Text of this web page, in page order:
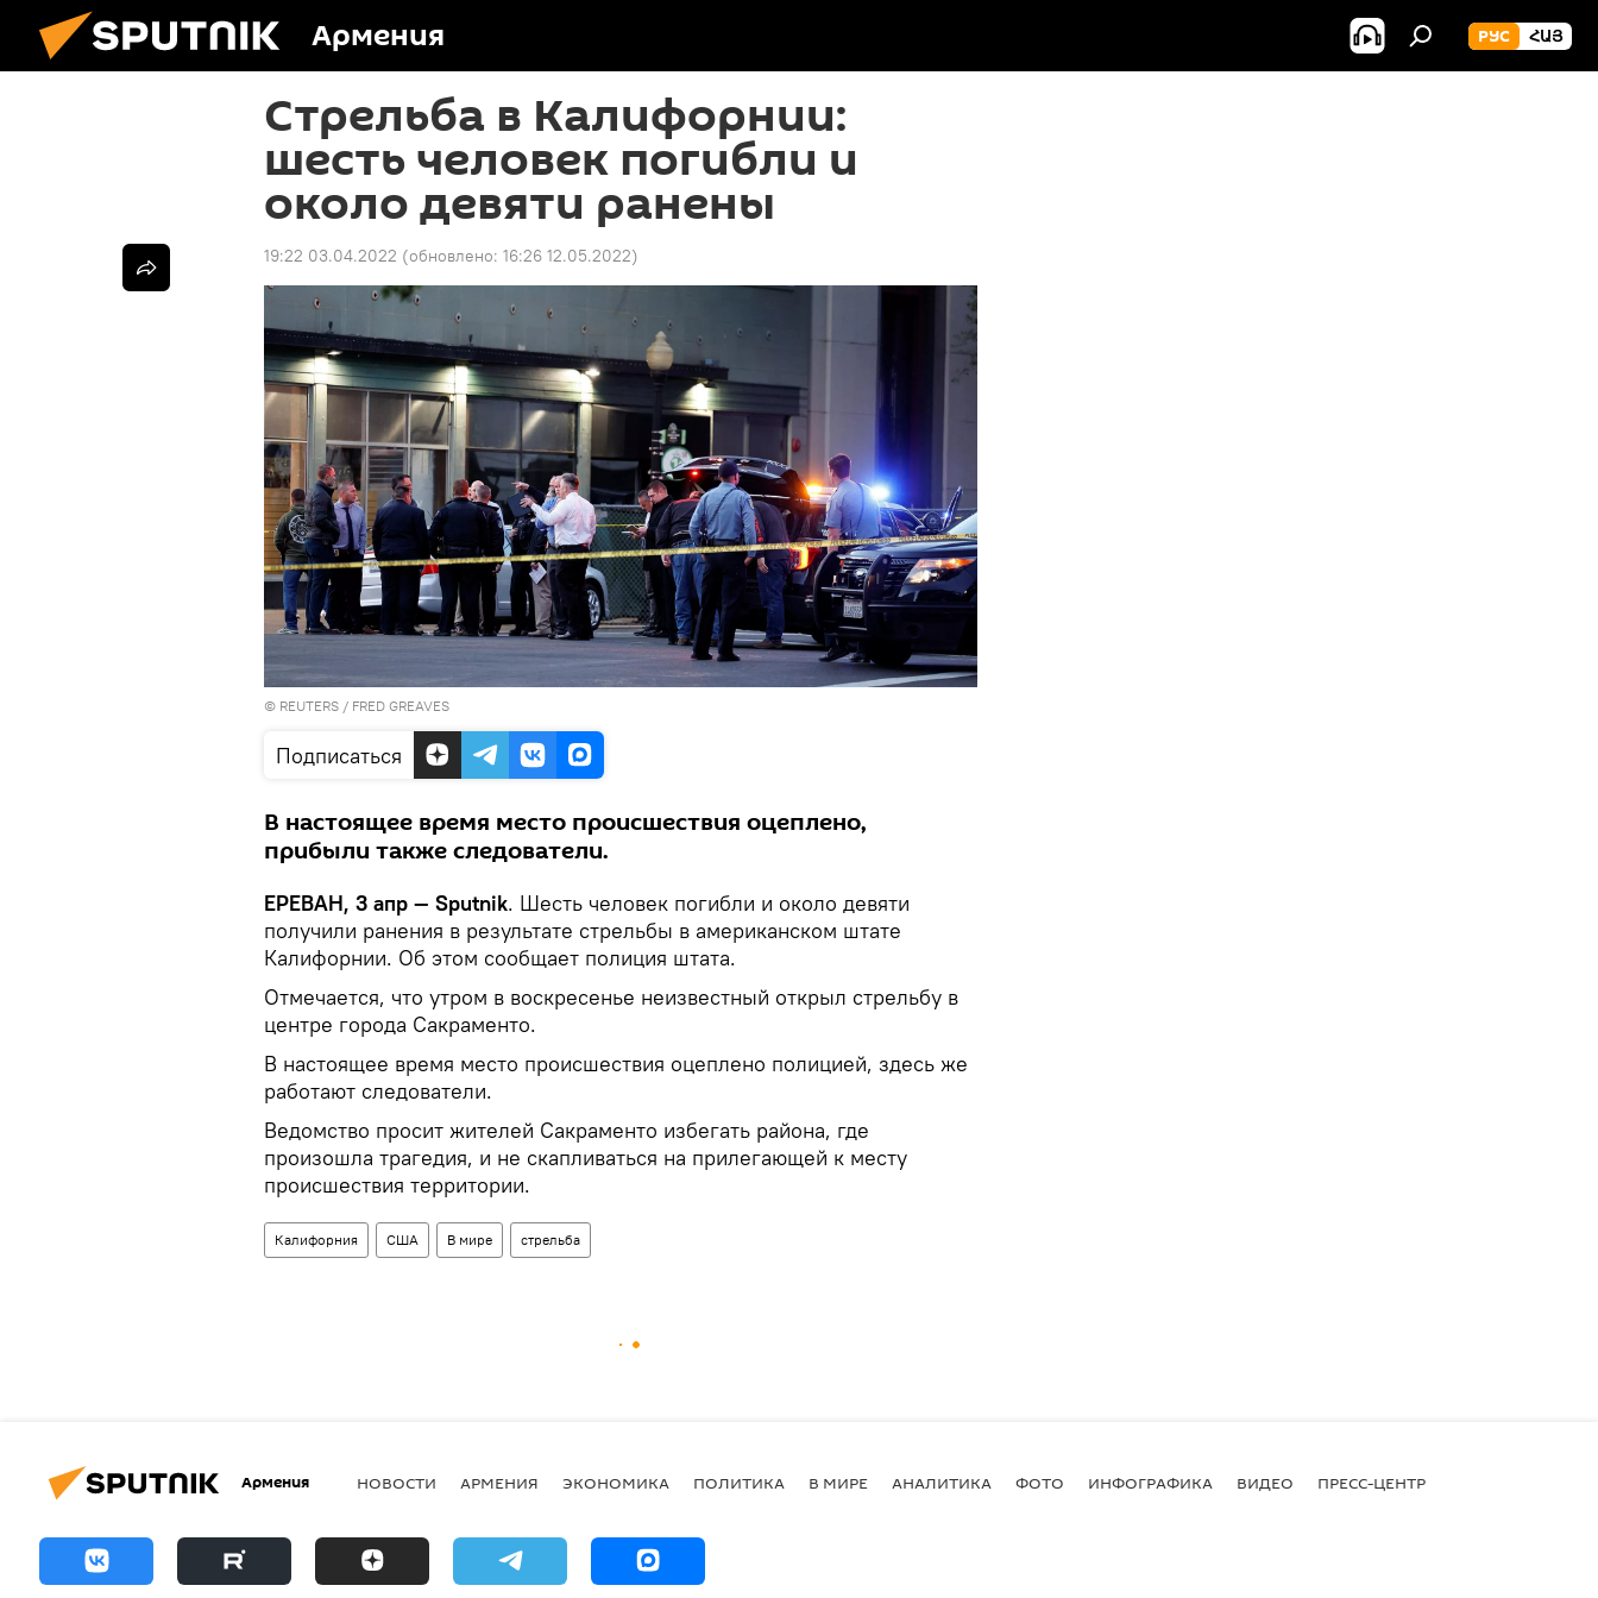
Армения РУС ՀԱՅ
Стрельба в Калифорнии:
шесть человек погибли и
около девяти ранены
19:22 03.04.2022 (обновлено: 16:26 12.05.2022)
© REUTERS / FRED GREAVES
Подписаться
В настоящее время место происшествия оцеплено,
прибыли также следователи.
ЕРЕВАН, 3 апр — Sputnik. Шесть человек погибли и около девяти
получили ранения в результате стрельбы в американском штате
Калифорнии. Об этом сообщает полиция штата.
Отмечается, что утром в воскресенье неизвестный открыл стрельбу в
центре города Сакраменто.
В настоящее время место происшествия оцеплено полицией, здесь же
работают следователи.
Ведомство просит жителей Сакраменто избегать района, где
произошла трагедия, и не скапливаться на прилегающей к месту
происшествия территории.
Калифорния США В мире стрельба
Армения НОВОСТИ АРМЕНИЯ ЭКОНОМИКА ПОЛИТИКА В МИРЕ АНАЛИТИКА ФОТО ИНФОГРАФИКА ВИДЕО ПРЕСС-ЦЕНТР